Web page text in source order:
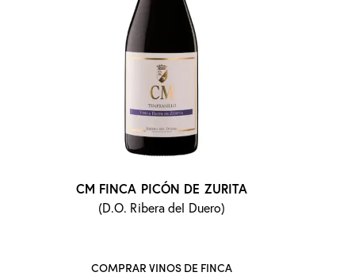
CM FINCA PICÓN DE ZURITA
(D.O. Ribera del Duero)
COMPRAR VINOS DE FINCA